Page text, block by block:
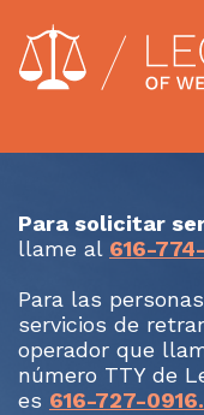
Para solicitar
llame al 616-
Para las
servicios de
operador que
número TTY de
es 616-727-0916.